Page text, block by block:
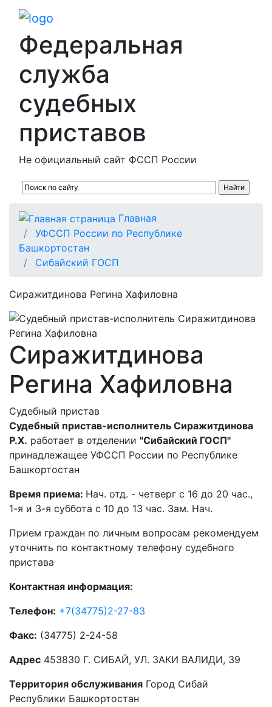
Федеральная
служба
судебных
приставов
Не официальный сайт ФССП России
Главная
УФССП России по Республике
Башкортостан
Сибайский ГОСП
Сиражитдинова Регина Хафиловна
Сиражитдинова
Регина Хафиловна
Судебный пристав
Судебный пристав-исполнитель Сиражитдинова
Р.Х. работает в отделении "Сибайский ГОСП"
принадлежащее УФССП России по Республике
Башкортостан
Время приема: Нач. отд. - четверг с 16 до 20 час.,
1-я и 3-я суббота с 10 до 13 час. Зам. Нач.
Прием граждан по личным вопросам рекомендуем
уточнить по контактному телефону судебного
пристава
Контактная информация:
Телефон: +7(34775)2-27-83
Факс: (34775) 2-24-58
Адрес 453830 Г. СИБАЙ, УЛ. ЗАКИ ВАЛИДИ, 39
Территория обслуживания Город Сибай
Республики Башкортостан